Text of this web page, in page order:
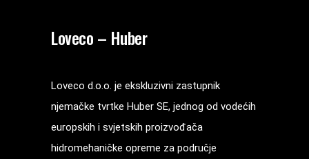
Loveco – Huber
Loveco d.o.o. je ekskluzivni zastupnik
njemačke tvrtke Huber SE, jednog od vodećih
europskih i svjetskih proizvođača
hidromehaničke opreme za područje